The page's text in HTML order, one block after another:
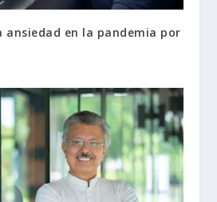
ansiedad en la pandemia por